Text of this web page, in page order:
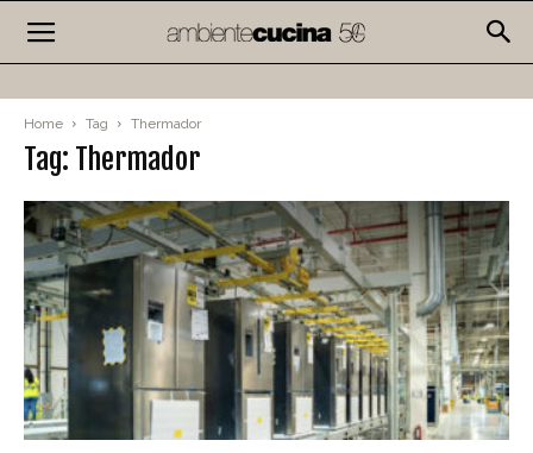
Home Tag Thermador
Tag: Thermador